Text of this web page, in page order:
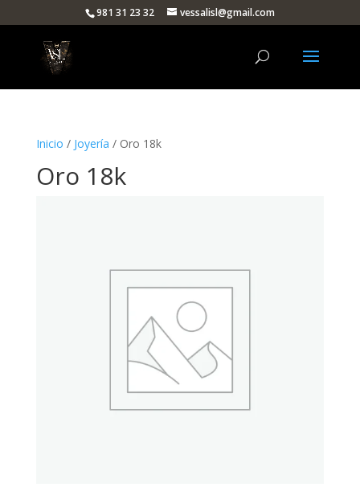
981 31 23 32 vessalisl@gmail.com
Inicio / Joyería / Oro 18k
Oro 18k